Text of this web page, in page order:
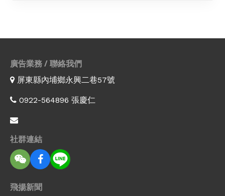
廣告業務 / 聯絡我們
屏東縣內埔鄉永興二巷57號
0922-564896 張慶仁
社群連結
飛揚新聞